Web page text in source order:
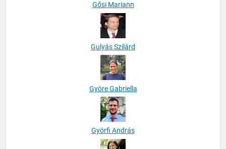
Gősi Mariann
Gulyás Szilárd
Györe Gabriella
Györfi András